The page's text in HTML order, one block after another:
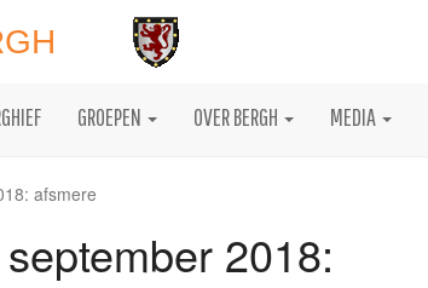
GROEPEN OVER BERGH MEDIA
afsmere
2018: